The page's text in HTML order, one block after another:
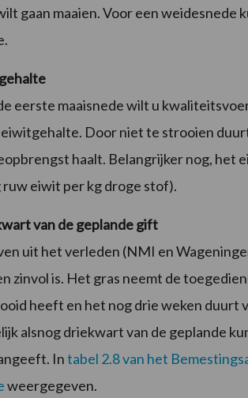
gaan maaien. Voor een
eerste maaisnede wilt u
Door niet te strooien
haalt. Belangrijker nog, het
ruw eiwit per kg droge stof).
van de geplande gift
uit het verleden (NMI en
zinvol is. Het gras neemt de
heeft en het nog drie weken duurt
alsnog driekwart van de geplande
Intabel 2.8 van het
weergegeven.